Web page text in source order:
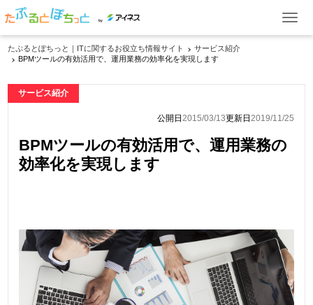
by
ITお役立ち情報
イベント・セミナー
製品一覧
たぷるとぽちっと｜ITに関するお役立ち情報サイト
サービス紹介
BPMツールの有効活用で、運用業務の効率化を実現します
サービス紹介
公開日 2015/03/13更新日 2019/11/25
BPMツールの有効活用で、運用業務の
効率化を実現します